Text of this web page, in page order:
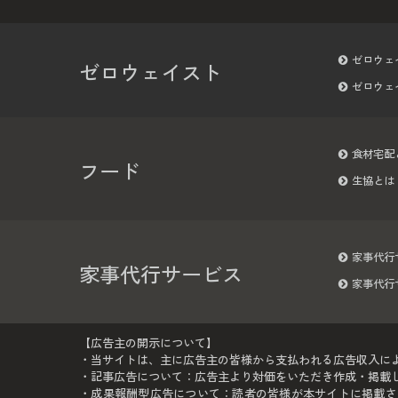
ゼロウェイスト
ゼロウ
ゼロウ
フード
食材宅配
生協とは
家事代行サービス
家事代
家事代
【広告主の開示について】
・当サイトは、主に広告主の皆様から支払われる広告収入
・記事広告について：広告主より対価をいただき作成・掲
・成果報酬型広告について：読者の皆様が本サイトに掲